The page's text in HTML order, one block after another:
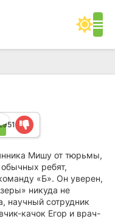
Мишу от тюрьмы,
ребят,
«Б». Он уверен,
никуда не
научный сотрудник
качок Егор и врач-